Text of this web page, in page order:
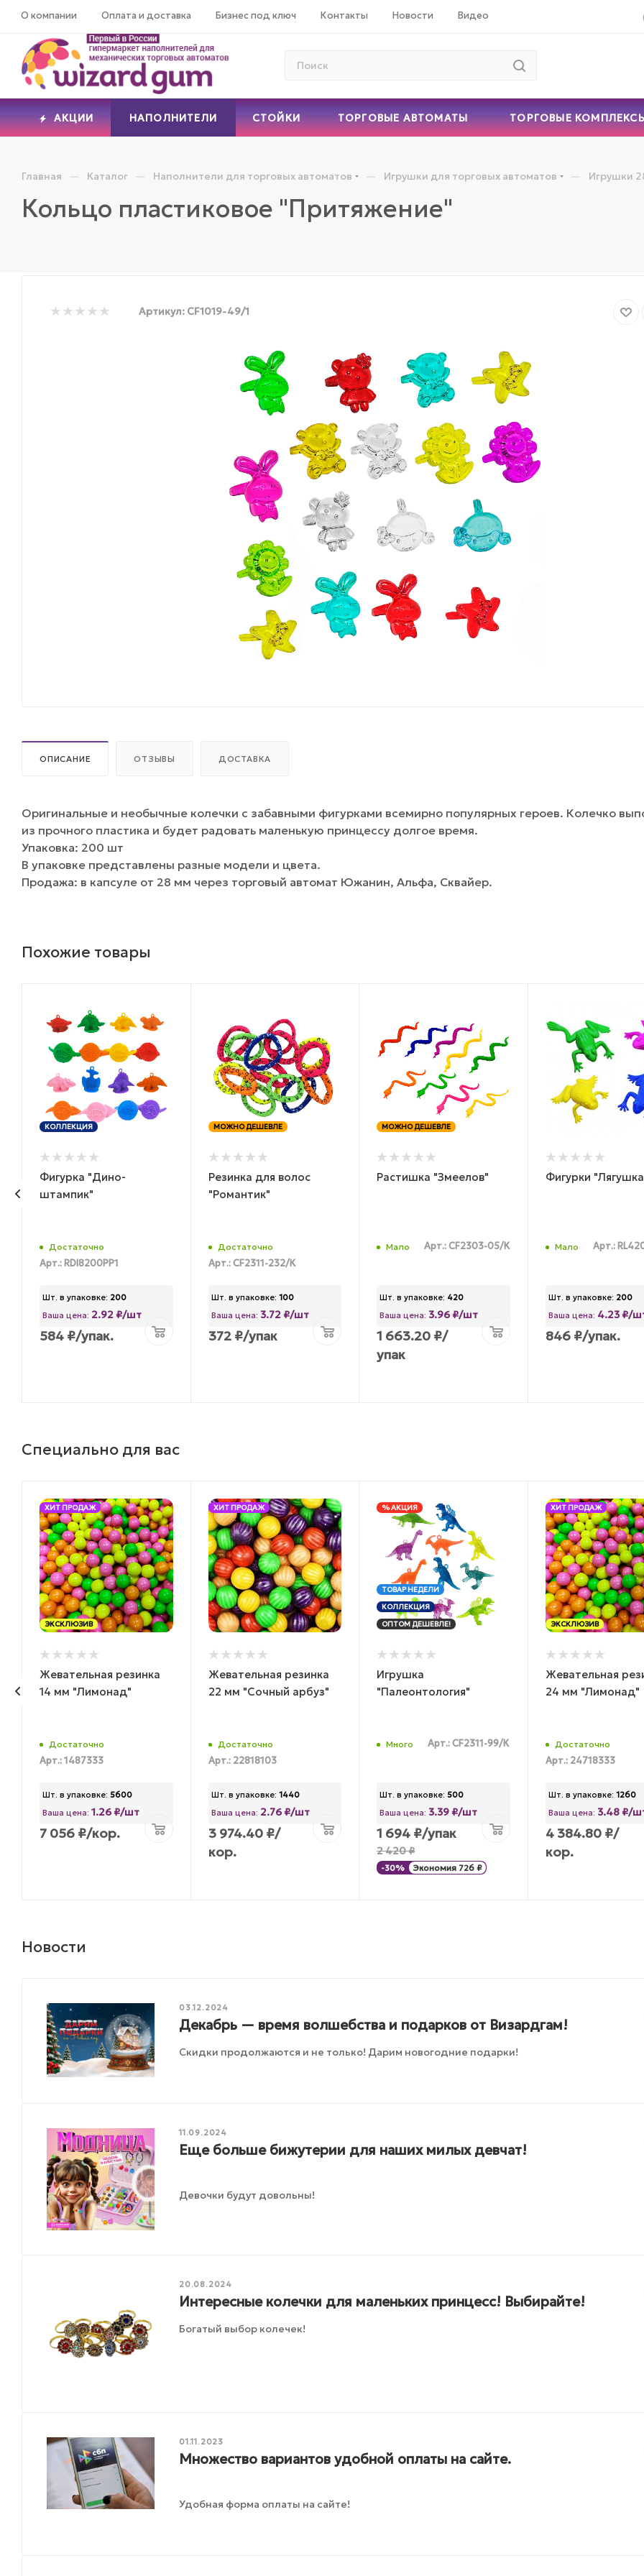
О компании Оплата и доставка Бизнес под ключ Контакты Новости Видео
АКЦИИ НАПОЛНИТЕЛИ СТОЙКИ ТОРГОВЫЕ АВТОМАТЫ ТОРГОВЫЕ
Главная — Каталог — Наполнители для торговых автоматов — Игрушки для торговых автоматов — Игрушки
Кольцо пластиковое "Притяжение"
Артикул: CF1019-49/1
ОПИСАНИЕ ОТЗЫВЫ ДОСТАВКА
Оригинальные и необычные колечки с забавными фигурками всемирно популярных героев. Колечко
из прочного пластика и будет радовать маленькую принцессу долгое время.
Упаковка: 200 шт
В упаковке представлены разные модели и цвета.
Продажа: в капсуле от 28 мм через торговый автомат Южанин, Альфа, Сквайер.
Похожие товары
КОЛЛЕКЦИЯ
Фигурка "Дино-
штампик"
Достаточно
Арт.: RDI8200PP1
Шт. в упаковке: 200
Ваша цена: 2.92 ₽/шт
584₽/упак.
МОЖНО ДЕШЕВЛЕ
Резинка для волос
"Романтик"
Достаточно
Арт.: CF2311-232/К
Шт. в упаковке: 100
Ваша цена: 3.72 ₽/шт
372₽/упак
МОЖНО ДЕШЕВЛЕ
Растишка "Змеелов"
Мало Арт.: CF2303-05/К
Шт. в упаковке: 420
Ваша цена: 3.96 ₽/шт
1 663.20 ₽/
упак
Фигурки
Мало Арт.:
Шт. в упаковке: 200
Ваша цена: 4.23 ₽/
846 ₽/упак.
Специально для вас
ХИТ ПРОДАЖ
ЭКСКЛЮЗИВ
Жевательная резинка
14 мм "Лимонад"
Достаточно
Арт.: 1487333
Шт. в упаковке: 5600
Ваша цена: 1.26 ₽/шт
7 056₽/кор.
ХИТ ПРОДАЖ
Жевательная резинка
22 мм "Сочный арбуз"
Достаточно
Арт.: 22818103
Шт. в упаковке: 1440
Ваша цена: 2.76 ₽/шт
3 974.40₽/
кор.
% АКЦИЯ
ТОВАР НЕДЕЛИ
КОЛЛЕКЦИЯ
ОПТОМ ДЕШЕВЛЕ!
Игрушка
"Палеонтология"
Много Арт.: CF2311-99/К
Шт. в упаковке: 500
Ваша цена: 3.39 ₽/шт
1 694 ₽/упак
2 420₽
-30% Экономия 726 ₽
ХИТ ПРОДАЖ
ЭКСКЛЮЗИВ
Жевательная
24 мм "Лимонад"
Достаточно
Арт.: 24718333
Шт. в упаковке: 1260
Ваша цена: 3.48 ₽/
4 384.80 ₽/
кор.
Новости
03.12.2024
Декабрь — время волшебства и подарков от Визардгам!
Скидки продолжаются и не только! Дарим новогодние подарки!
11.09.2024
Еще больше бижутерии для наших милых девчат!
Девочки будут довольны!
20.08.2024
Интересные колечки для маленьких принцесс! Выбирайте!
Богатый выбор колечек!
01.11.2023
Множество вариантов удобной оплаты на сайте.
Удобная форма оплаты на сайте!